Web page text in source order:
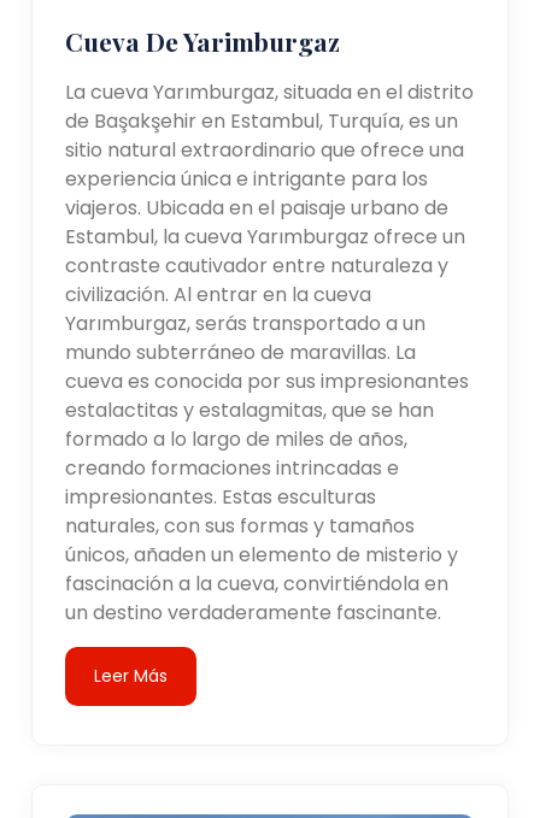
Cueva De Yarimburgaz
La cueva Yarımburgaz, situada en el distrito
de Başakşehir en Estambul, Turquía, es un
sitio natural extraordinario que ofrece una
experiencia única e intrigante para los
viajeros. Ubicada en el paisaje urbano de
Estambul, la cueva Yarımburgaz ofrece un
contraste cautivador entre naturaleza y
civilización. Al entrar en la cueva
Yarımburgaz, serás transportado a un
mundo subterráneo de maravillas. La
cueva es conocida por sus impresionantes
estalactitas y estalagmitas, que se han
formado a lo largo de miles de años,
creando formaciones intrincadas e
impresionantes. Estas esculturas
naturales, con sus formas y tamaños
únicos, añaden un elemento de misterio y
fascinación a la cueva, convirtiéndola en
un destino verdaderamente fascinante.
Leer Más